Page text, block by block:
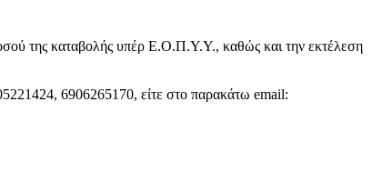
της καταβολής υπέρ Ε.Ο.Π.Υ.Υ., καθώς και την εκτέλεση
6906265170, είτε στο παρακάτω email: